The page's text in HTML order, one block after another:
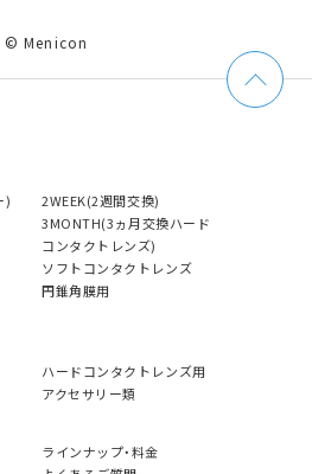
© Menicon
)
2WEEK(2週間交換)
3MONTH(3ヵ月交換ハード
コンタクトレンズ)
ソフトコンタクトレンズ
円錐角膜用
ハードコンタクトレンズ用
アクセサリー類
ラインナップ・料金